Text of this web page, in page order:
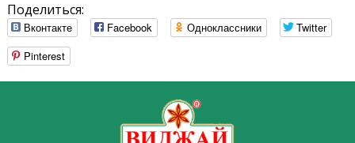
Поделиться:
Вконтакте Facebook Одноклассники
Twitter
Pinterest